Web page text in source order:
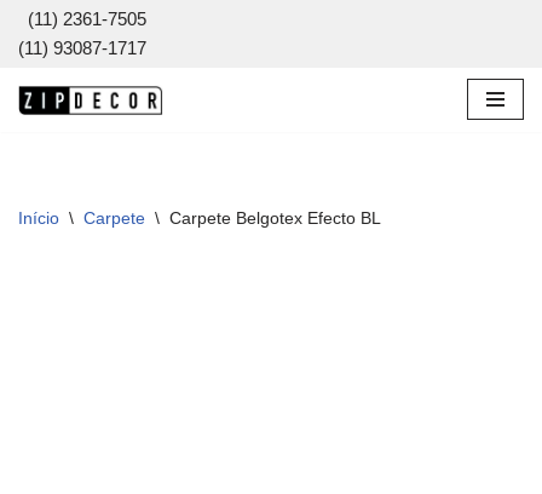
Pular
para
(11) 2361-7505
(11) 93087-1717
Início \ Carpete \ Carpete Belgotex Efecto BL